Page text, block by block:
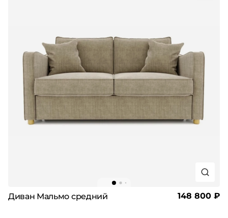
Диван Мальмо средний 148 800 ₽